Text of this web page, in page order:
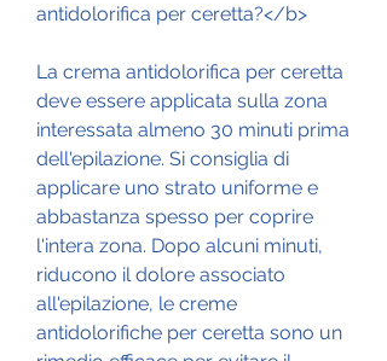
antidolorifica per ceretta?</b>
La crema antidolorifica per ceretta
deve essere applicata sulla zona
interessata almeno 30 minuti prima
dell'epilazione. Si consiglia di
applicare uno strato uniforme e
abbastanza spesso per coprire
l'intera zona. Dopo alcuni minuti,
riducono il dolore associato
all'epilazione, le creme
antidolorifiche per ceretta sono un